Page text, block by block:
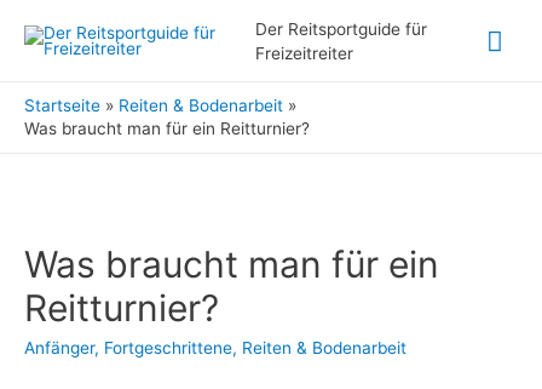
Der Reitsportguide für
Freizeitreiter
Startseite
Reiten & Bodenarbeit
Was braucht man für ein Reitturnier?
Was braucht man für ein
Reitturnier?
Anfänger, Fortgeschrittene, Reiten & Bodenarbeit